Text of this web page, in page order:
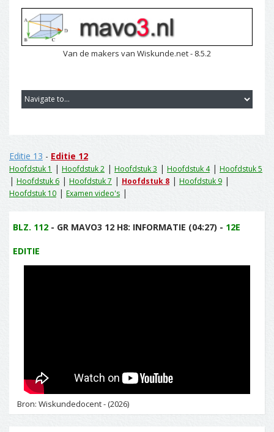
Van de makers van Wiskunde.net - 8.5.2
Editie 13 - Editie 12
Hoofdstuk 1 | Hoofdstuk 2 | Hoofdstuk 3 | Hoofdstuk 4| Hoofdstuk 5
| Hoofdstuk 6 | Hoofdstuk 7 | Hoofdstuk 8 | Hoofdstuk 9 |
Hoofdstuk 10 | Examen video's |
BLZ. 112 - GR MAVO3 12 H8: INFORMATIE (04:27) - 12E
EDITIE
Bron: Wiskundedocent - (2026)